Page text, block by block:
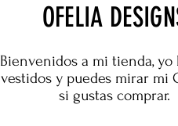
OFELIA
Bienvenidos a mi tienda, yo
vestidos y puedes mirar mi
si gustas comprar.